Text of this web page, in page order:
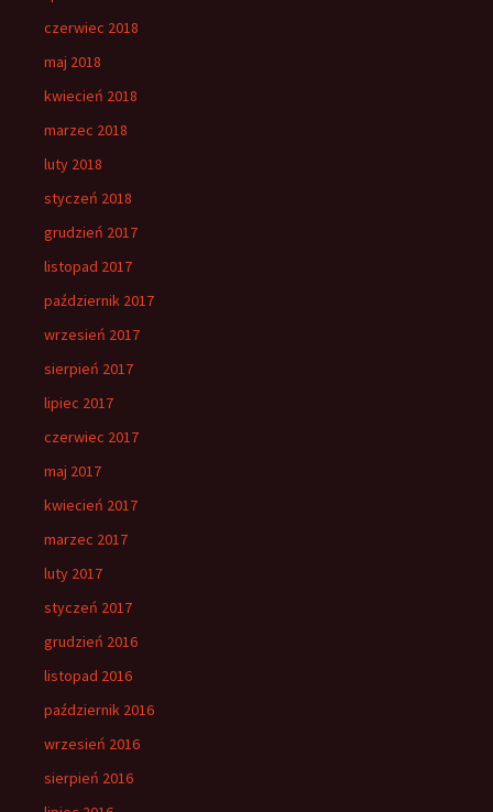
czerwiec 2018
maj 2018
kwiecień 2018
marzec 2018
luty 2018
styczeń 2018
grudzień 2017
listopad 2017
październik 2017
wrzesień 2017
sierpień 2017
lipiec 2017
czerwiec 2017
maj 2017
kwiecień 2017
marzec 2017
luty 2017
styczeń 2017
grudzień 2016
listopad 2016
październik 2016
wrzesień 2016
sierpień 2016